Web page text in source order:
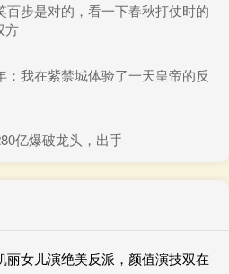
百步是对的，看一下春秋打仗时的
方
我在紫禁城体验了一天皇帝的反
亿爆破龙头，出手
丽女儿演绝美反派，颜值演技双在